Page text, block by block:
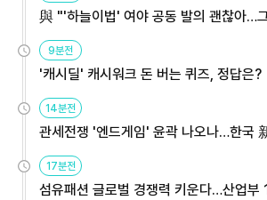
與 "'하늘이법' 여야 공동 발의 괜찮아…
9분전
'캐시딜' 캐시워크 돈 버는 퀴즈, 정답은?
14분전
관세전쟁 '엔드게임' 윤곽 나오나…한국
용해야
17분전
섬유패션 글로벌 경쟁력 키운다…산업